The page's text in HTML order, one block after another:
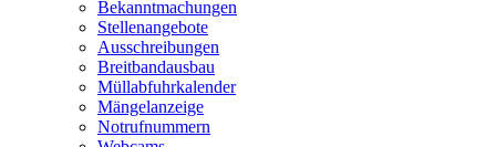
Bekanntmachungen
Stellenangebote
Ausschreibungen
Breitbandausbau
Müllabfuhrkalender
Mängelanzeige
Notrufnummern